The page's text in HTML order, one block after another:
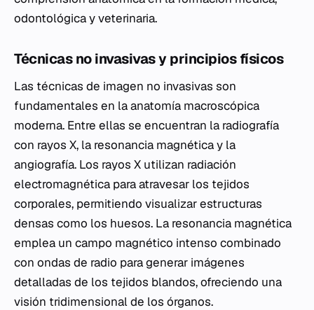
odontológica y veterinaria.
Técnicas no invasivas y principios físicos
Las técnicas de imagen no invasivas son
fundamentales en la anatomía macroscópica
moderna. Entre ellas se encuentran la radiografía
con rayos X, la resonancia magnética y la
angiografía. Los rayos X utilizan radiación
electromagnética para atravesar los tejidos
corporales, permitiendo visualizar estructuras
densas como los huesos. La resonancia magnética
emplea un campo magnético intenso combinado
con ondas de radio para generar imágenes
detalladas de los tejidos blandos, ofreciendo una
visión tridimensional de los órganos.